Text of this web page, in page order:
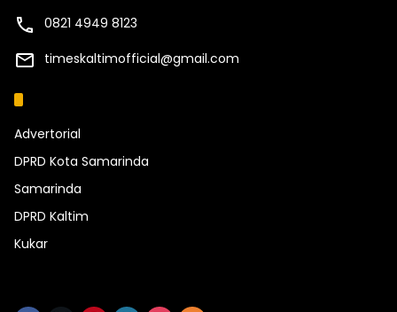
0821 4949 8123
timeskaltimofficial@gmail.com
Advertorial
DPRD Kota Samarinda
Samarinda
DPRD Kaltim
Kukar